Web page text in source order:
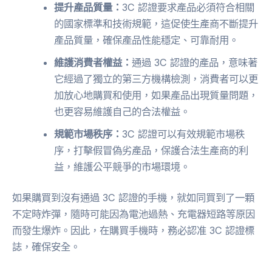
提升產品質量：3C 認證要求產品必須符合相關
的國家標準和技術規範，這促使生產商不斷提升
產品質量，確保產品性能穩定、可靠耐用。
維護消費者權益：通過 3C 認證的產品，意味著
它經過了獨立的第三方機構檢測，消費者可以更
加放心地購買和使用，如果產品出現質量問題，
也更容易維護自己的合法權益。
規範市場秩序：3C 認證可以有效規範市場秩
序，打擊假冒偽劣產品，保護合法生產商的利
益，維護公平競爭的市場環境。
如果購買到沒有通過 3C 認證的手機，就如同買到了一顆
不定時炸彈，隨時可能因為電池過熱、充電器短路等原因
而發生爆炸。因此，在購買手機時，務必認准 3C 認證標
誌，確保安全。